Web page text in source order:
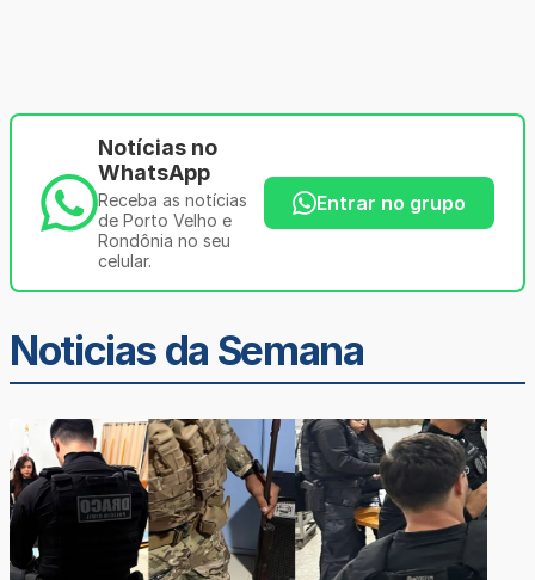
Notícias no
WhatsApp
Receba as notícias
de Porto Velho e
Rondônia no seu
celular.
Entrar no grupo
Noticias da Semana